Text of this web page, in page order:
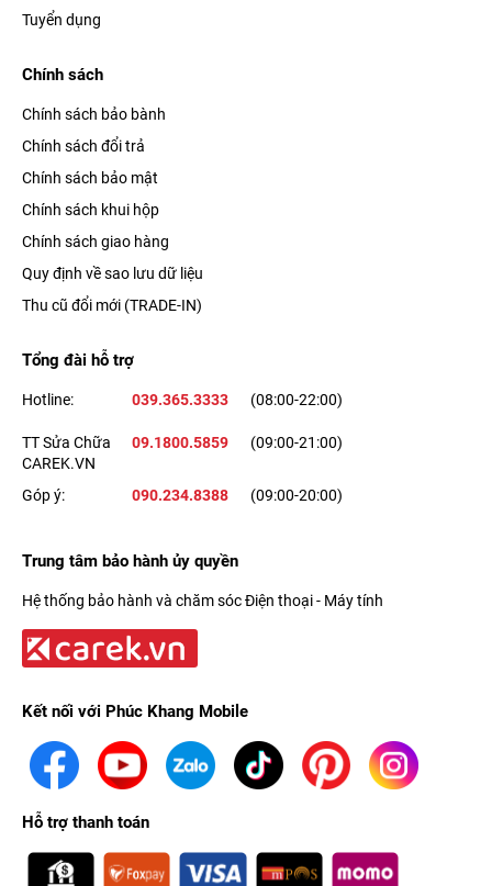
Tuyển dụng
Chính sách
Chính sách bảo bành
Chính sách đổi trả
Chính sách bảo mật
Chính sách khui hộp
Chính sách giao hàng
Quy định về sao lưu dữ liệu
Thu cũ đổi mới (TRADE-IN)
Tổng đài hỗ trợ
Hotline: 039.365.3333 (08:00-22:00)
TT Sửa Chữa
CAREK.VN
09.1800.5859 (09:00-21:00)
Góp ý: 090.234.8388 (09:00-20:00)
Trung tâm bảo hành ủy quyền
Hệ thống bảo hành và chăm sóc Điện thoại - Máy tính
Kết nối với Phúc Khang Mobile
Hỗ trợ thanh toán